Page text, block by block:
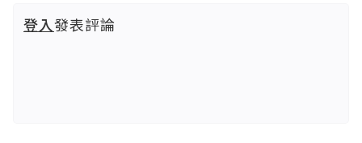
登入發表評論